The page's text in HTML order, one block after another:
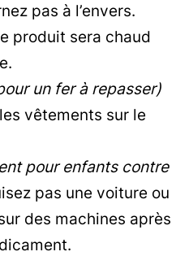
pas à l’envers.
produit sera chaud
un fer à repasser)
vêtements sur le
pour enfants contre
pas une voiture ou
des machines après